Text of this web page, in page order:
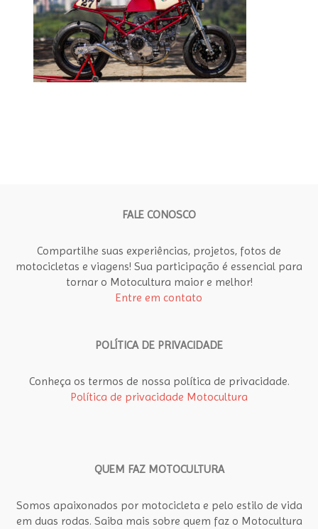
FALE CONOSCO
Compartilhe suas experiências, projetos, fotos de
motocicletas e viagens! Sua participação é essencial para
tornar o Motocultura maior e melhor!
Entre em contato
POLÍTICA DE PRIVACIDADE
Conheça os termos de nossa política de privacidade.
Política de privacidade Motocultura
QUEM FAZ MOTOCULTURA
Somos apaixonados por motocicleta e pelo estilo de vida
em duas rodas. Saiba mais sobre quem faz o Motocultura